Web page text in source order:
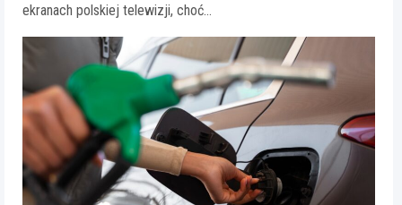
ekranach polskiej telewizji, choć…